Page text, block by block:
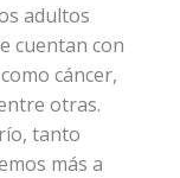
adultos
cuentan con
cáncer,
otras.
tanto
más a